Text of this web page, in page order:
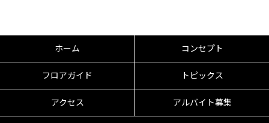
ホーム コンセプト
フロアガイド トピックス
アクセス アルバイト募集